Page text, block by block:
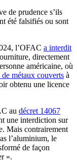
de prudence s’ils
été falsifiés ou sont
l’OFAC a interdit
directement
américaine, où
métaux couverts à
obtenu une licence
au décret 14067
une interdiction sur
Mais contrairement
l’aluminium, le
de façon
».